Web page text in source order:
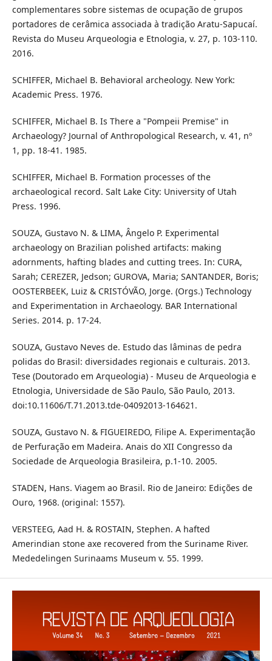
complementares sobre sistemas de ocupação de grupos
portadores de cerâmica associada à tradição Aratu-Sapucaí.
Revista do Museu Arqueologia e Etnologia, v. 27, p. 103-110.
2016.
SCHIFFER, Michael B. Behavioral archeology. New York:
Academic Press. 1976.
SCHIFFER, Michael B. Is There a "Pompeii Premise" in
Archaeology? Journal of Anthropological Research, v. 41, nº
1, pp. 18-41. 1985.
SCHIFFER, Michael B. Formation processes of the
archaeological record. Salt Lake City: University of Utah
Press. 1996.
SOUZA, Gustavo N. & LIMA, Ângelo P. Experimental
archaeology on Brazilian polished artifacts: making
adornments, hafting blades and cutting trees. In: CURA,
Sarah; CEREZER, Jedson; GUROVA, Maria; SANTANDER, Boris;
OOSTERBEEK, Luiz & CRISTÓVÃO, Jorge. (Orgs.) Technology
and Experimentation in Archaeology. BAR International
Series. 2014. p. 17-24.
SOUZA, Gustavo Neves de. Estudo das lâminas de pedra
polidas do Brasil: diversidades regionais e culturais. 2013.
Tese (Doutorado em Arqueologia) - Museu de Arqueologia e
Etnologia, Universidade de São Paulo, São Paulo, 2013.
doi:10.11606/T.71.2013.tde-04092013-164621.
SOUZA, Gustavo N. & FIGUEIREDO, Filipe A. Experimentação
de Perfuração em Madeira. Anais do XII Congresso da
Sociedade de Arqueologia Brasileira, p.1-10. 2005.
STADEN, Hans. Viagem ao Brasil. Rio de Janeiro: Edições de
Ouro, 1968. (original: 1557).
VERSTEEG, Aad H. & ROSTAIN, Stephen. A hafted
Amerindian stone axe recovered from the Suriname River.
Mededelingen Surinaams Museum v. 55. 1999.